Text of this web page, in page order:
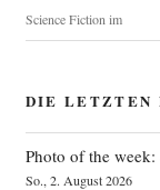
Science Fiction im
DIE LETZTEN
Photo of the
So., 2. August 2026